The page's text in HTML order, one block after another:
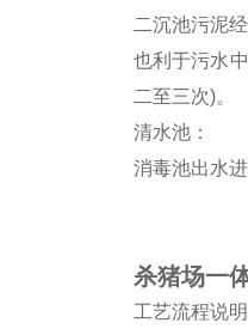
二沉池污泥
也利于污水
二至三次)。
清水池：
消毒池出水
杀猪场一
工艺流程说